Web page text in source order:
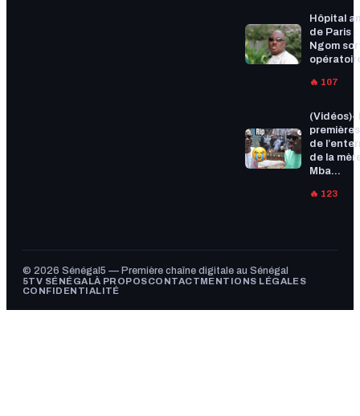
Hôpital
de Paris :
Ngom
🔥 107
(Vidéos)-
de
de la
Mba...
🔥 123
© 2026 Sénégal5 — Première chaîne digitale au Sénégal
5TV SÉNÉGALÀ PROPOSCONTACTMENTIONS LÉGALES
CONFIDENTIALITÉ